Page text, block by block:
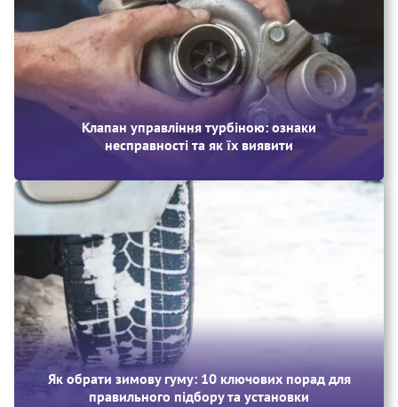
Клапан управління турбіною: ознаки
несправності та як їх виявити
Як обрати зимову гуму: 10 ключових порад для
правильного підбору та установки